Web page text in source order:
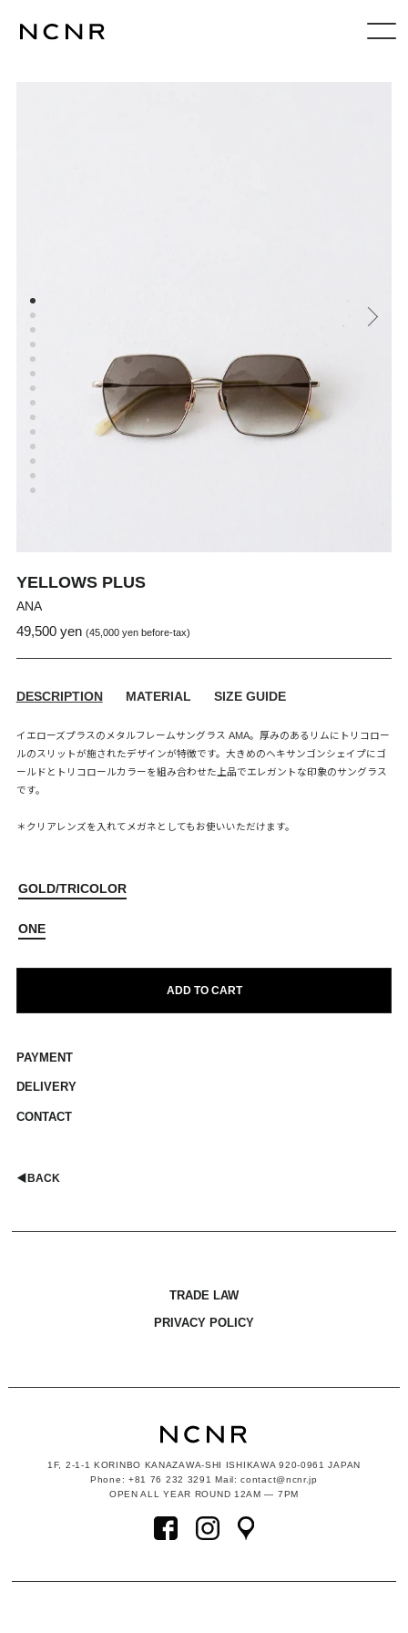
YELLOWS PLUS
ANA
通
価
販
価
49,500 yen (45,000 yen before-tax)
DESCRIPTION MATERIAL SIZE GUIDE
イエローズプラスのメタルフレームサングラス AMA。厚みのあるリムにトリコロー
ルのスリットが施されたデザインが特徴です。大きめのヘキサンゴンシェイプにゴ
ールドとトリコロールカラーを組み合わせた上品でエレガントな印象のサングラス
です。
＊クリアレンズを入れてメガネとしてもお使いいただけます。
GOLD/TRICOLOR
ONE
ADD TO CART
PAYMENT
DELIVERY
CONTACT
◀︎BACK
TRADE LAW
PRIVACY POLICY
1F, 2-1-1KORINBO KANAZAWA-SHI ISHIKAWA 920-0961 JAPAN
Phone: +81 76 232 3291 Mail: contact@ncnr.jp
OPEN ALL YEAR ROUND 12AM — 7PM